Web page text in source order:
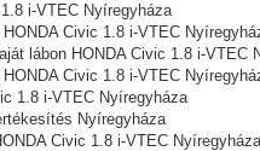
i-VTEC Nyíregyháza
Civic 1.8 i-VTEC
lábon HONDA Civic 1.8 i-VTEC
Civic 1.8 i-VTEC
1.8 i-VTEC Nyíregyháza
Nyíregyháza
Civic 1.8 i-VTEC Nyíregyháza